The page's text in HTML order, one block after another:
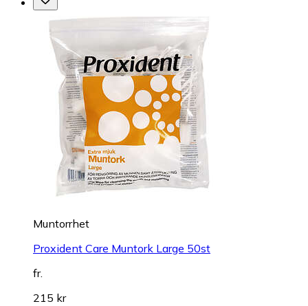
Muntorrhet
Proxident Care Muntork Large 50st
fr.
215 kr